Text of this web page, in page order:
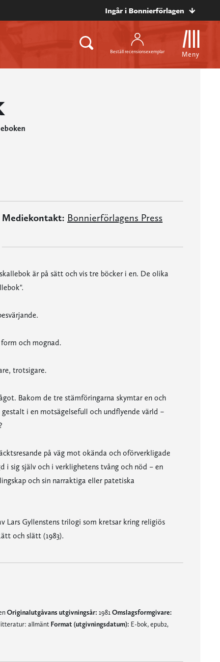
Ingår i Bonnierförlagen
Beställ recensionsexemplar Meny
Mediekontakt: Bonnierförlagens Press
är på sätt och vis tre böcker i en. De olika
och mognad.
trotsigare.
Bakom de tre stämföringarna skymtar en och
i en motsägelsefull och undflyende värld –
på väg mot okända och oförverkligade
i sig själv och i verklighetens tvång och nöd – en
och sin narraktiga eller patetiska
Lars Gyllenstens trilogi som kretsar kring religiös
och slätt (1983).
Originalutgåvans utgivningsår: 1981 Omslagsformgivare:
allmänt Format (utgivningsdatum): E-bok, epub2,